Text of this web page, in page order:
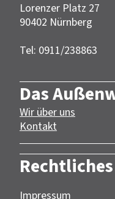
Lorenzer Platz 27
90402 Nürnberg‎‎
Tel: 0911/238863
Das
Wir über uns
Kontakt
Rechtliches
Impressum